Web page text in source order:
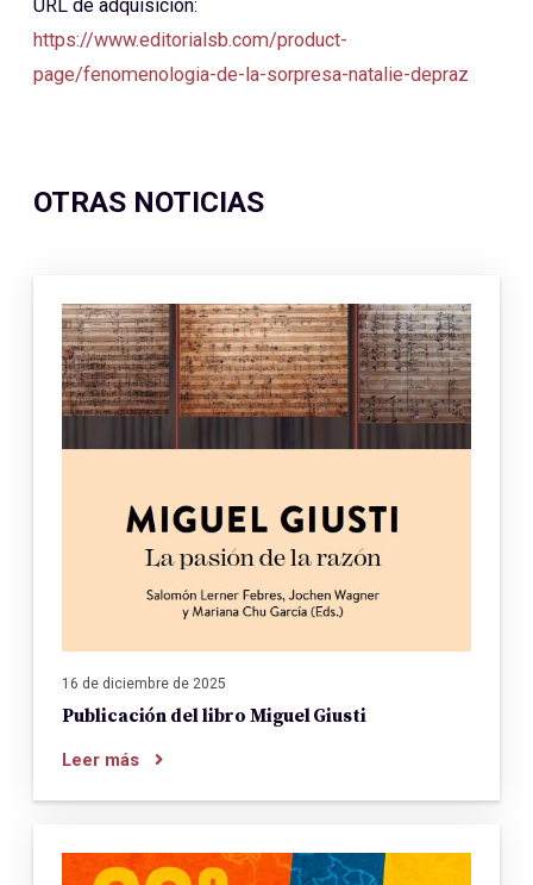
URL de adquisición:
https://www.editorialsb.com/product-
page/fenomenologia-de-la-sorpresa-natalie-depraz
OTRAS NOTICIAS
16 de diciembre de 2025
Publicación del libro Miguel Giusti
Leer más